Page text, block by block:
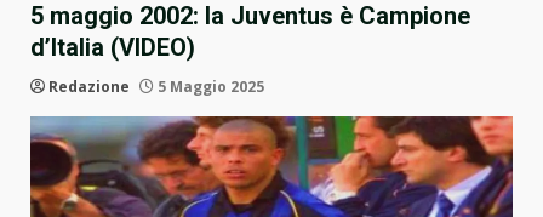
5 maggio 2002: la Juventus è Campione
d’Italia (VIDEO)
Redazione 5 Maggio 2025